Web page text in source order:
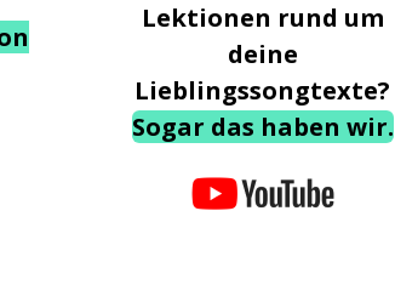
Lektionen rund um
deine
Lieblingssongtexte?
Sogar das haben wir.